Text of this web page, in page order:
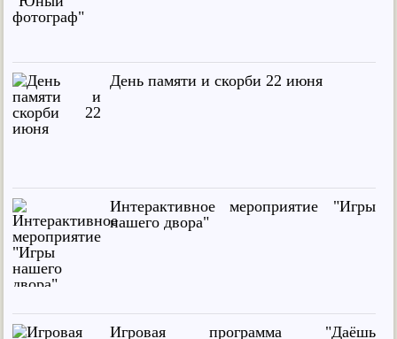
День памяти и скорби 22 июня
Интерактивное мероприятие "Игры
нашего двора"
Игровая программа "Даёшь